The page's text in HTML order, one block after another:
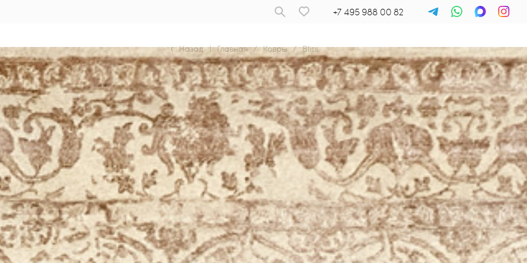
+7 495 988 00 82
Назад | Главная / Ковры / Bliss